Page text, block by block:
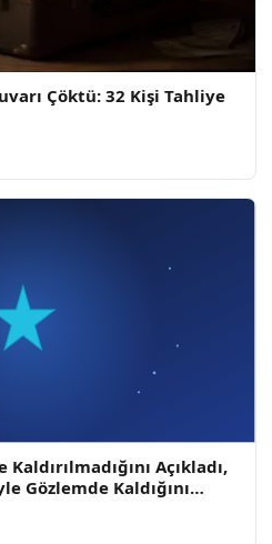
Çöktü: 32 Kişi Tahliye
Açıkladı,
Gözlemde Kaldığını